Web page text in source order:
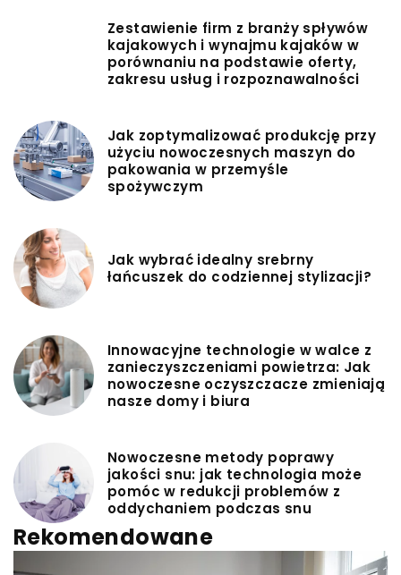
Zestawienie firm z branży spływów
kajakowych i wynajmu kajaków w
porównaniu na podstawie oferty,
zakresu usług i rozpoznawalności
Jak zoptymalizować produkcję przy
użyciu nowoczesnych maszyn do
pakowania w przemyśle
spożywczym
Jak wybrać idealny srebrny
łańcuszek do codziennej stylizacji?
Innowacyjne technologie w walce z
zanieczyszczeniami powietrza: Jak
nowoczesne oczyszczacze zmieniają
nasze domy i biura
Nowoczesne metody poprawy
jakości snu: jak technologia może
pomóc w redukcji problemów z
oddychaniem podczas snu
Rekomendowane